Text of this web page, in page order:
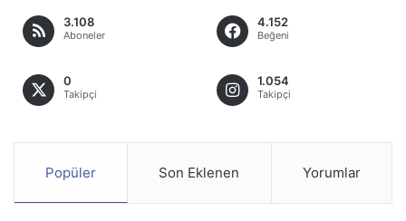
3.108
Aboneler
4.152
Beğeni
0
Takipçi
1.054
Takipçi
Popüler Son Eklenen Yorumlar